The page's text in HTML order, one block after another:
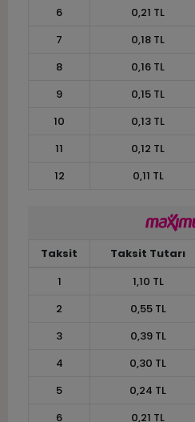
6
0,21 TL
7
0,18 TL
8
0,16 TL
9
0,15 TL
10
0,13 TL
11
0,12 TL
12
0,11 TL
Taksit Taksit Tutarı
1
1,10 TL
2
0,55 TL
3
0,39 TL
4
0,30 TL
5
0,24 TL
6
0,21 TL